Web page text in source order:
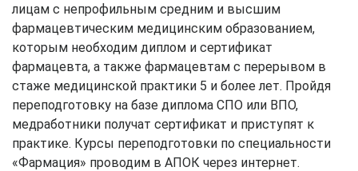
лицам с непрофильным средним и высшим
фармацевтическим медицинским образованием,
которым необходим диплом и сертификат
фармацевта, а также фармацевтам с перерывом в
стаже медицинской практики 5 и более лет. Пройдя
переподготовку на базе диплома СПО или ВПО,
медработники получат сертификат и приступят к
практике. Курсы переподготовки по специальности
«Фармация» проводим в АПОК через интернет.